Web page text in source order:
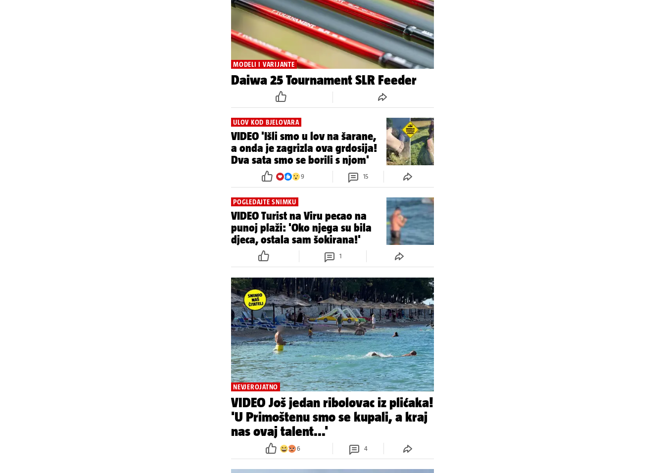
MODELI I VARIJANTE
Daiwa 25 Tournament SLR Feeder
ULOV KOD BJELOVARA
VIDEO 'Išli smo u lov na šarane,
a onda je zagrizla ova grdosija!
Dva sata smo se borili s njom'
9 15
POGLEDAJTE SNIMKU
VIDEO Turist na Viru pecao na
punoj plaži: 'Oko njega su bila
djeca, ostala sam šokirana!'
1
NEVJEROJATNO
VIDEO Još jedan ribolovac iz plićaka!
'U Primoštenu smo se kupali, a kraj
nas ovaj talent...'
6 4